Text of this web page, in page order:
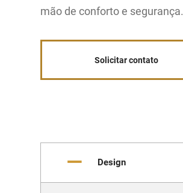
mão de conforto e segurança.
Solicitar contato
Design